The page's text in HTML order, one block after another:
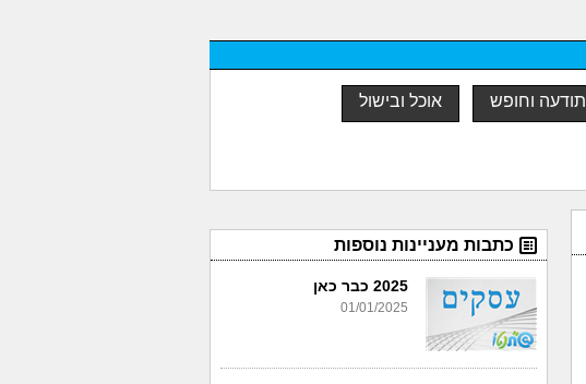
תודעה וחופש אוכל ובישול
כתבות מעניינות נוספות
2025 כבר כאן
01/01/2025